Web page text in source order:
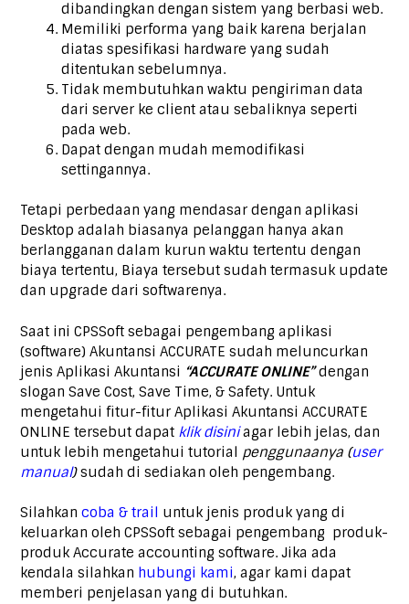
dibandingkan dengan sistem yang berbasi web.
Memiliki performa yang baik karena berjalan
diatas spesifikasi hardware yang sudah
ditentukan sebelumnya.
Tidak membutuhkan waktu pengiriman data
dari server ke client atau sebaliknya seperti
pada web.
Dapat dengan mudah memodifikasi
settingannya.
Tetapi perbedaan yang mendasar dengan aplikasi
Desktop adalah biasanya pelanggan hanya akan
berlangganan dalam kurun waktu tertentu dengan
biaya tertentu, Biaya tersebut sudah termasuk update
dan upgrade dari softwarenya.
Saat ini CPSSoft sebagai pengembang aplikasi
(software) Akuntansi ACCURATE sudah meluncurkan
jenis Aplikasi Akuntansi “ACCURATE ONLINE”dengan
slogan Save Cost, Save Time, & Safety. Untuk
mengetahui fitur-fitur Aplikasi Akuntansi ACCURATE
ONLINE tersebut dapat klik disiniagar lebih jelas, dan
untuk lebih mengetahui tutorial penggunaanya (user
manual)sudah di sediakan oleh pengembang.
Silahkan coba & trail untuk jenis produk yang di
keluarkan oleh CPSSoft sebagai pengembang produk-
produk Accurate accounting software. Jika ada
kendala silahkan hubungi kami, agar kami dapat
memberi penjelasan yang di butuhkan.